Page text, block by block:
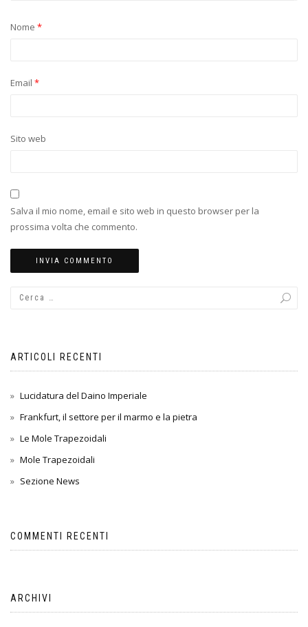
Nome *
Email *
Sito web
Salva il mio nome, email e sito web in questo browser per la
prossima volta che commento.
ARTICOLI RECENTI
Lucidatura del Daino Imperiale
Frankfurt, il settore per il marmo e la pietra
Le Mole Trapezoidali
Mole Trapezoidali
Sezione News
COMMENTI RECENTI
ARCHIVI